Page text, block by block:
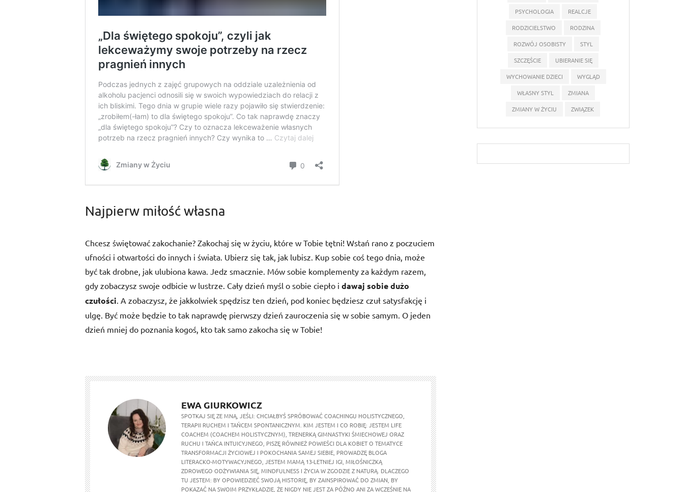
Najpierw miłość własna
Chcesz świętować zakochanie? Zakochaj się w życiu, które w Tobie tętni! Wstań rano z poczuciem
ufności i otwartości do innych i świata. Ubierz się tak, jak lubisz. Kup sobie coś tego dnia, może
być tak drobne, jak ulubiona kawa. Jedz smacznie. Mów sobie komplementy za każdym razem,
gdy zobaczysz swoje odbicie w lustrze. Cały dzień myśl o sobie ciepło i dawaj sobie dużo
czułości. A zobaczysz, że jakkolwiek spędzisz ten dzień, pod koniec będziesz czuł satysfakcję i
ulgę. Być może będzie to tak naprawdę pierwszy dzień zauroczenia się w sobie samym. O jeden
dzień mniej do poznania kogoś, kto tak samo zakocha się w Tobie!
EWA GIURKOWICZ
SPOTKAJ SIĘ ZE MNĄ, JEŚLI: CHCIAŁBYŚ SPRÓBOWAĆ COACHINGU HOLISTYCZNEGO,
TERAPII RUCHEM I TAŃCEM SPONTANICZNYM. KIM JESTEM I CO ROBIĘ: JESTEM LIFE
COACHEM (COACHEM HOLISTYCZNYM), TRENERKĄ GIMNASTYKI ŚMIECHOWEJ ORAZ
RUCHU I TAŃCA INTUICYJNEGO, PISZĘ RÓWNIEŻ POWIEŚCI DLA KOBIET O TEMATYCE
TRANSFORMACJI ŻYCIOWEJ I POKOCHANIA SAMEJ SIEBIE, PROWADZĘ BLOGA
LITERACKO-MOTYWACYJNEGO, JESTEM MAMĄ 13-LETNIEJ IGI, MIŁOŚNICZKĄ
ZDROWEGO ODŻYWIANIA SIĘ, MINDFULNESS I ŻYCIA W ZGODZIE Z NATURĄ. DLACZEGO
TU JESTEM: BY OPOWIEDZIEĆ SWOJĄ HISTORIĘ, BY ZAINSPIROWAĆ DO ZMIAN, BY
POKAZAĆ NA SWOIM PRZYKŁADZIE, ŻE NIGDY NIE JEST ZA PÓŹNO ANI ZA WCZEŚNIE NA
PSYCHOLOGIA
REALCJE
RODZICIELSTWO
RODZINA
ROZWÓJ OSOBISTY
STYL
SZCZĘŚCIE
UBIERANIE SIĘ
WYCHOWANIE DZIECI
WYGLĄD
WŁASNY STYL
ZMIANA
ZMIANY W ŻYCIU
ZWIĄZEK